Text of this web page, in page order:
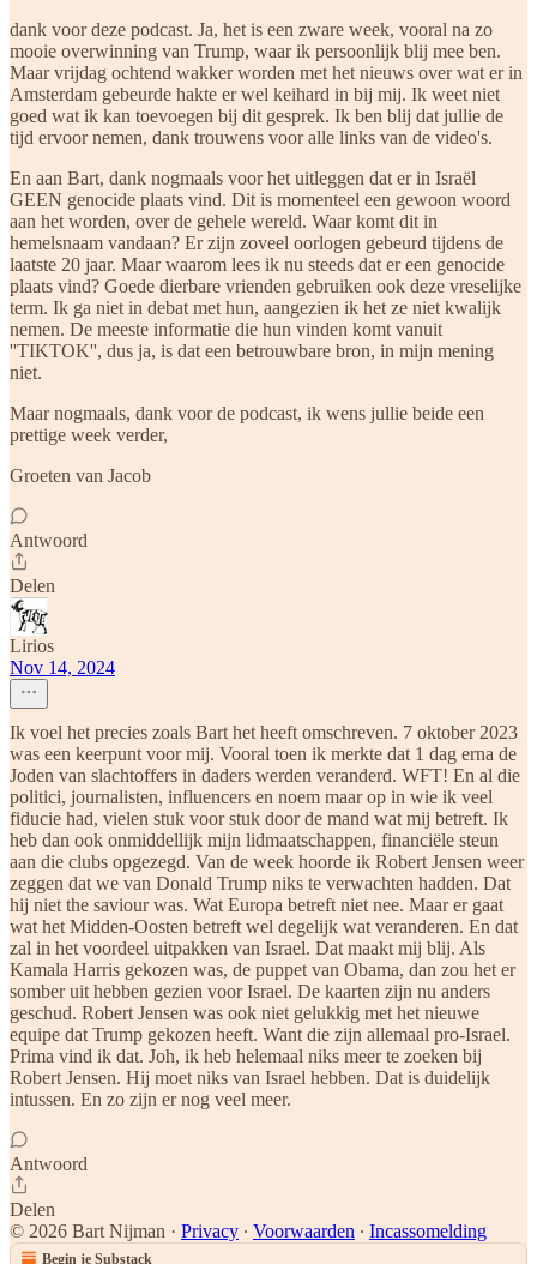
dank voor deze podcast. Ja, het is een zware week, vooral na zo
mooie overwinning van Trump, waar ik persoonlijk blij mee ben.
Maar vrijdag ochtend wakker worden met het nieuws over wat er in
Amsterdam gebeurde hakte er wel keihard in bij mij. Ik weet niet
goed wat ik kan toevoegen bij dit gesprek. Ik ben blij dat jullie de
tijd ervoor nemen, dank trouwens voor alle links van de video's.
En aan Bart, dank nogmaals voor het uitleggen dat er in Israël
GEEN genocide plaats vind. Dit is momenteel een gewoon woord
aan het worden, over de gehele wereld. Waar komt dit in
hemelsnaam vandaan? Er zijn zoveel oorlogen gebeurd tijdens de
laatste 20 jaar. Maar waarom lees ik nu steeds dat er een genocide
plaats vind? Goede dierbare vrienden gebruiken ook deze vreselijke
term. Ik ga niet in debat met hun, aangezien ik het ze niet kwalijk
nemen. De meeste informatie die hun vinden komt vanuit
''TIKTOK'', dus ja, is dat een betrouwbare bron, in mijn mening
niet.
Maar nogmaals, dank voor de podcast, ik wens jullie beide een
prettige week verder,
Groeten van Jacob
Antwoord
Delen
Lirios
Nov 14, 2024
Ik voel het precies zoals Bart het heeft omschreven. 7 oktober 2023
was een keerpunt voor mij. Vooral toen ik merkte dat 1 dag erna de
Joden van slachtoffers in daders werden veranderd. WFT! En al die
politici, journalisten, influencers en noem maar op in wie ik veel
fiducie had, vielen stuk voor stuk door de mand wat mij betreft. Ik
heb dan ook onmiddellijk mijn lidmaatschappen, financiële steun
aan die clubs opgezegd. Van de week hoorde ik Robert Jensen weer
zeggen dat we van Donald Trump niks te verwachten hadden. Dat
hij niet the saviour was. Wat Europa betreft niet nee. Maar er gaat
wat het Midden-Oosten betreft wel degelijk wat veranderen. En dat
zal in het voordeel uitpakken van Israel. Dat maakt mij blij. Als
Kamala Harris gekozen was, de puppet van Obama, dan zou het er
somber uit hebben gezien voor Israel. De kaarten zijn nu anders
geschud. Robert Jensen was ook niet gelukkig met het nieuwe
equipe dat Trump gekozen heeft. Want die zijn allemaal pro-Israel.
Prima vind ik dat. Joh, ik heb helemaal niks meer te zoeken bij
Robert Jensen. Hij moet niks van Israel hebben. Dat is duidelijk
intussen. En zo zijn er nog veel meer.
Antwoord
Delen
© 2026 Bart Nijman · Privacy ∙ Voorwaarden ∙ Incassomelding
Begin je Substack